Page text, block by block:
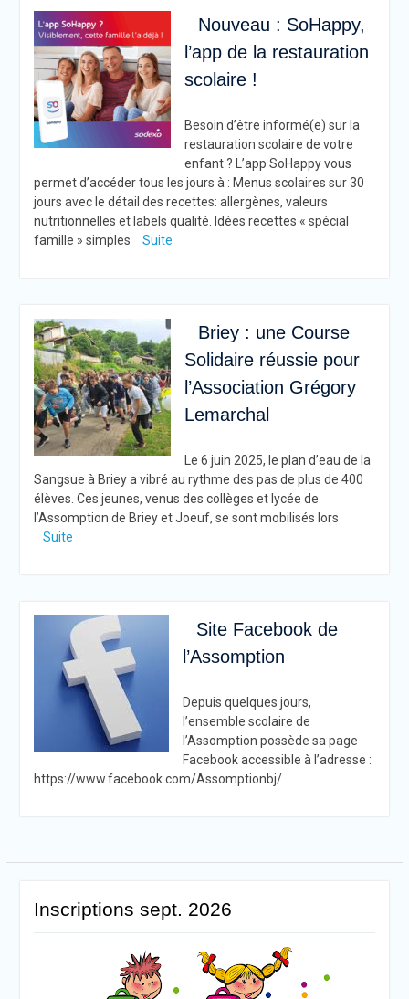
Nouveau : SoHappy,
l’app de la restauration
scolaire !
Besoin d’être informé(e) sur la
restauration scolaire de votre
enfant ? L’app SoHappy vous
permet d’accéder tous les jours à : Menus scolaires sur 30
jours avec le détail des recettes: allergènes, valeurs
nutritionnelles et labels qualité. Idées recettes « spécial
famille » simples
Suite
Briey : une Course
Solidaire réussie pour
l’Association Grégory
Lemarchal
Le 6 juin 2025, le plan d’eau de la
Sangsue à Briey a vibré au rythme des pas de plus de 400
élèves. Ces jeunes, venus des collèges et lycée de
l’Assomption de Briey et Joeuf, se sont mobilisés lors
Suite
Site Facebook de
l’Assomption
Depuis quelques jours,
l’ensemble scolaire de
l’Assomption possède sa page
Facebook accessible à l’adresse :
https://www.facebook.com/Assomptionbj/
Inscriptions sept. 2026